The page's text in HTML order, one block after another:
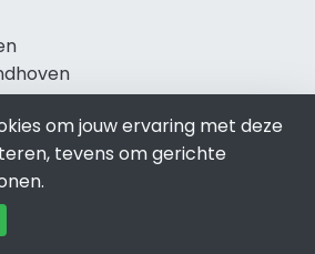
Eindhoven
om jouw ervaring met deze
tevens om gerichte